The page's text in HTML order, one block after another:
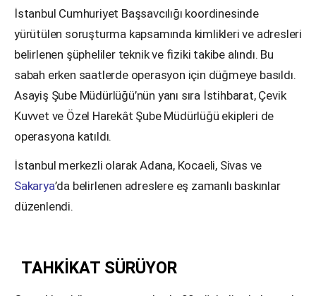
İstanbul Cumhuriyet Başsavcılığı koordinesinde
yürütülen soruşturma kapsamında kimlikleri ve adresleri
belirlenen şüpheliler teknik ve fiziki takibe alındı. Bu
sabah erken saatlerde operasyon için düğmeye basıldı.
Asayiş Şube Müdürlüğü’nün yanı sıra İstihbarat, Çevik
Kuvvet ve Özel Harekât Şube Müdürlüğü ekipleri de
operasyona katıldı.
İstanbul merkezli olarak Adana, Kocaeli, Sivas ve
Sakarya’da belirlenen adreslere eş zamanlı baskınlar
düzenlendi.
TAHKİKAT SÜRÜYOR